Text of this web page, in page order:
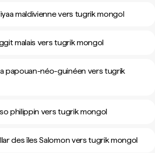
maldivienne vers tugrik mongol
malais vers tugrik mongol
papouan-néo-guinéen vers tugrik
philippin vers tugrik mongol
des îles Salomon vers tugrik mongol